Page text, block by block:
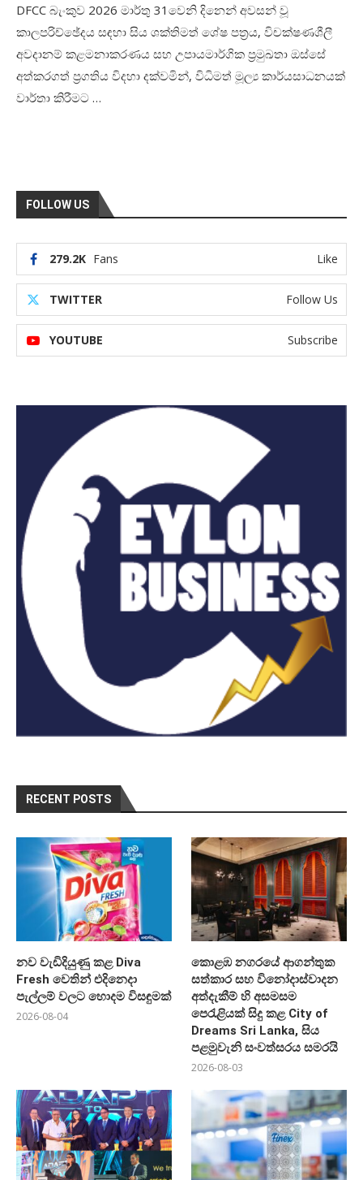
DFCC බැංකුව 2026 මාර්තු 31වෙනි දිනෙන් අවසන් වූ
කාලපරිච්ඡේදය සඳහා සිය ශක්තිමත් ශේෂ පත්‍රය, විචක්ෂණශීලී
අවදානම් කළමනාකරණය සහ උපායමාර්ගික ප්‍රමුඛතා ඔස්සේ
අත්කරගත් ප්‍රගතිය විදහා දක්වමින්, විධිමත් මූල්‍ය කාර්යසාධනයක්
වාර්තා කිරීමට …
FOLLOW US
279.2K Fans Like
TWITTER Follow Us
YOUTUBE Subscribe
RECENT POSTS
නව වැඩිදියුණු කළ Diva
Fresh වෙතින් එදිනෙදා
පැල්ලම් වලට හොදම විසඳුමක්
2026-08-04
කොළඹ නගරයේ ආගන්තුක
සත්කාර සහ විනෝදාස්වාදන
අත්දැකීම් හි අසමසම
පෙරැළියක් සිදු කළ City of
Dreams Sri Lanka, සිය
පළමුවැනි සංවත්සරය සමරයි
2026-08-03